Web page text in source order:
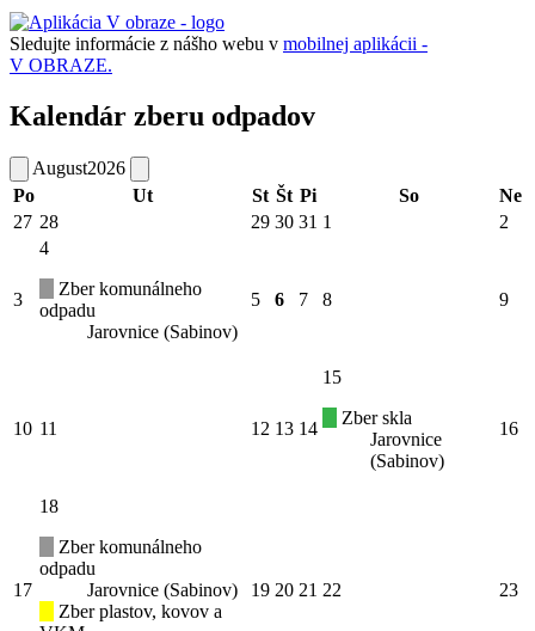
Sledujte informácie z nášho webu v mobilnej aplikácii -
V OBRAZE.
Kalendár zberu odpadov
August2026
Po
Ut St Št Pi So
Ne
27 28 29 30 31 1 2
3
4
Zber komunálneho
odpadu
Jarovnice (Sabinov)
5 6 7 8 9
10 11 12 13 14
15
Zber skla
Jarovnice
(Sabinov)
16
17
18
Zber komunálneho
odpadu
Jarovnice (Sabinov)
Zber plastov, kovov a
19 20 21 22 23